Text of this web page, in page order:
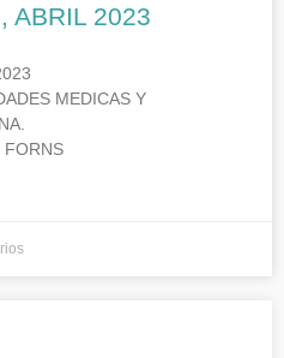
ABRIL 2023
MEDICAS Y
FORNS